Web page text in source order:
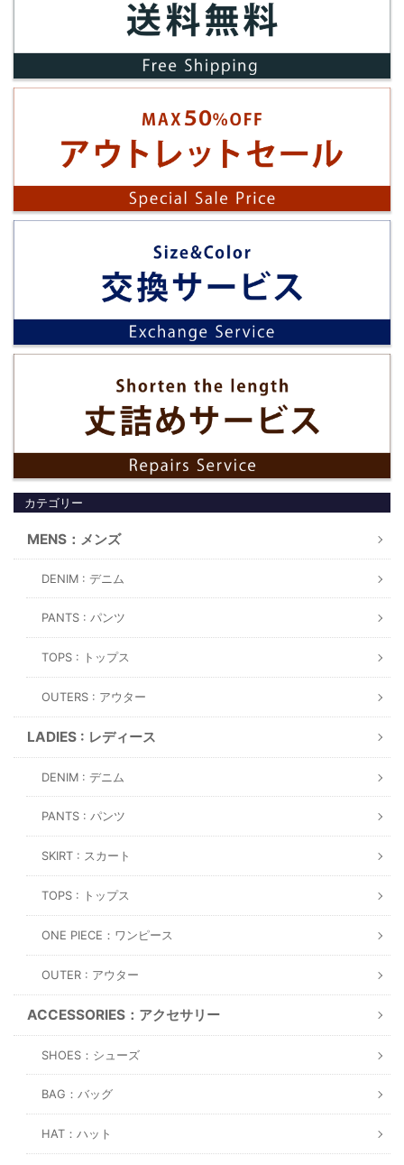
カテゴリー
MENS：メンズ
DENIM : デニム
PANTS : パンツ
TOPS : トップス
OUTERS : アウター
LADIES : レディース
DENIM : デニム
PANTS : パンツ
SKIRT : スカート
TOPS : トップス
ONE PIECE：ワンピース
OUTER : アウター
ACCESSORIES：アクセサリー
SHOES：シューズ
BAG：バッグ
HAT：ハット